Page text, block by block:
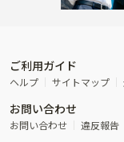
製造･加工･販売
その他農業関連企業
ネス
ご利用ガイド
ヘルプ サイトマップ
お問い合わせ
お問い合わせ 違反報告